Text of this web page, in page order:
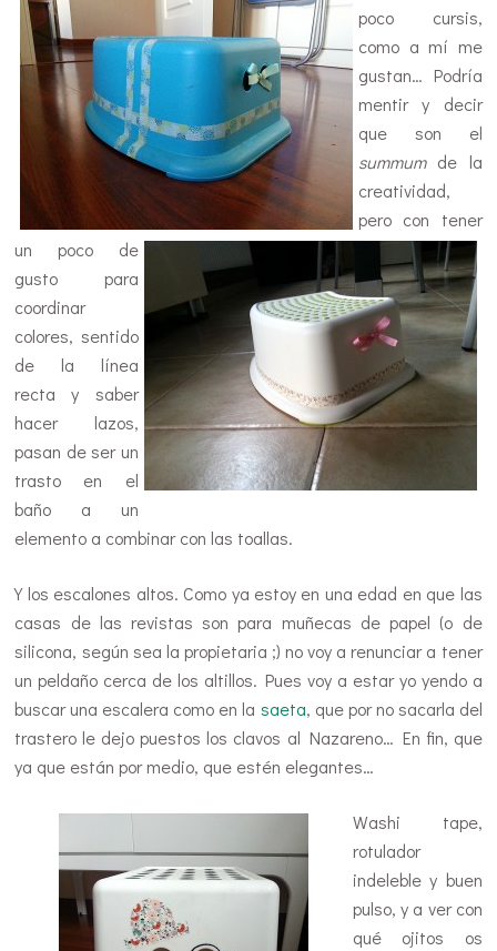
poco cursis,
como a mí me
gustan… Podría
mentir y decir
que son el
summumde la
creatividad,
pero con tener
un poco de
gusto para
coordinar
colores, sentido
de la línea
recta y saber
hacer lazos,
pasan de ser un
trasto en el
baño a un
elemento a combinar con las toallas.
Y los escalones altos. Como ya estoy en una edad en que las
casas de las revistas son para muñecas de papel (o de
silicona, según sea la propietaria ;) no voy a renunciar a tener
un peldaño cerca de los altillos. Pues voy a estar yo yendo a
buscar una escalera como en la saeta, que por no sacarla del
trastero le dejo puestos los clavos al Nazareno… En fin, que
ya que están por medio, que estén elegantes…
Washi tape,
rotulador
indeleble y buen
pulso, y a ver con
qué ojitos os